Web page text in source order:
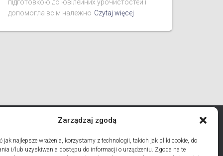
Zarządzaj zgodą
jak najlepsze wrażenia, korzystamy z technologii, takich jak pliki cookie, do
i/lub uzyskiwania dostępu do informacji o urządzeniu. Zgoda na te
підготовкою до ювілейних урочистостей і
допомогла всім належно Czytaj więcej